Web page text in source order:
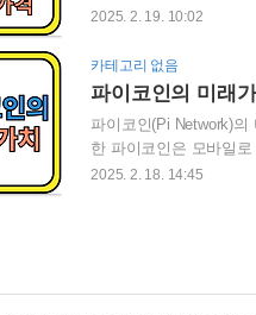
변할지에 대한 연도별
이란?파이코인은 2019
수 있다는 특징이 있습
화적인 접근 방식 덕분
2025. 2. 19. 10:02
카테고리 없음
파이코인의 미래가
파이코인(Pi Network)
한 파이코인은 모바일
어떻게 이루어질지는
자들이 만든 블록체인
존의 비트코인(BTC)이
2025. 2. 18. 14:45